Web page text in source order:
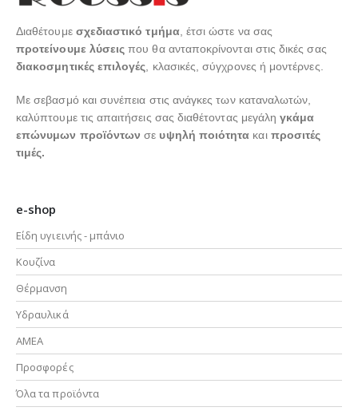
Διαθέτουμε σχεδιαστικό τμήμα, έτσι ώστε να σας
προτείνουμε λύσεις που θα ανταποκρίνονται στις δικές σας
διακοσμητικές επιλογές, κλασικές, σύγχρονες ή μοντέρνες.
Με σεβασμό και συνέπεια στις ανάγκες των καταναλωτών,
καλύπτουμε τις απαιτήσεις σας διαθέτοντας μεγάληγκάμα
επώνυμων προϊόντων σε υψηλή ποιότητα και προσιτές
τιμές.
e-shop
Είδη υγιεινής - μπάνιο
Κουζίνα
Θέρμανση
Υδραυλικά
ΑΜΕΑ
Προσφορές
Όλα τα προϊόντα